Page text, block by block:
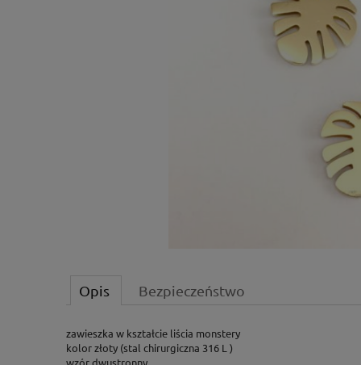
Opis Bezpieczeństwo
zawieszka w kształcie liścia monstery
kolor złoty (stal chirurgiczna 316 L )